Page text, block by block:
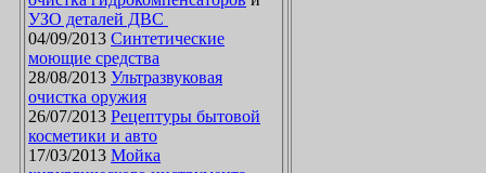
УЗО деталей ДВС
04/09/2013 Синтетические
моющие средства
28/08/2013 Ультразвуковая
очистка оружия
26/07/2013 Рецептуры бытовой
косметики и авто
17/03/2013 Мойка